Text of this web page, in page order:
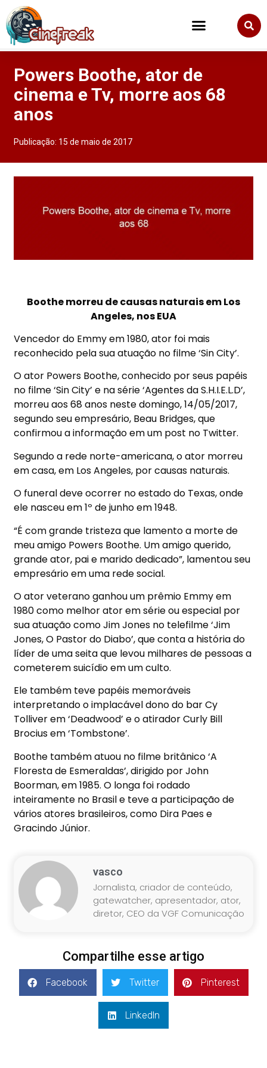
Powers Boothe, ator de
cinema e Tv, morre aos 68
anos
Publicação: 15 de maio de 2017
Boothe morreu de causas naturais em Los
Angeles, nos EUA
Vencedor do Emmy em 1980, ator foi mais
reconhecido pela sua atuação no filme ‘Sin City’.
O ator Powers Boothe, conhecido por seus papéis
no filme ‘Sin City’ e na série ‘Agentes da S.H.I.E.L.D’,
morreu aos 68 anos neste domingo, 14/05/2017,
segundo seu empresário, Beau Bridges, que
confirmou a informação em um post no Twitter.
Segundo a rede norte-americana, o ator morreu
em casa, em Los Angeles, por causas naturais.
O funeral deve ocorrer no estado do Texas, onde
ele nasceu em 1º de junho em 1948.
“É com grande tristeza que lamento a morte de
meu amigo Powers Boothe. Um amigo querido,
grande ator, pai e marido dedicado”, lamentou seu
empresário em uma rede social.
O ator veterano ganhou um prêmio Emmy em
1980 como melhor ator em série ou especial por
sua atuação como Jim Jones no telefilme ‘Jim
Jones, O Pastor do Diabo’, que conta a história do
líder de uma seita que levou milhares de pessoas a
cometerem suicídio em um culto.
Ele também teve papéis memoráveis
interpretando o implacável dono do bar Cy
Tolliver em ‘Deadwood’ e o atirador Curly Bill
Brocius em ‘Tombstone’.
Boothe também atuou no filme britânico ‘A
Floresta de Esmeraldas’, dirigido por John
Boorman, em 1985. O longa foi rodado
inteiramente no Brasil e teve a participação de
vários atores brasileiros, como Dira Paes e
Gracindo Júnior.
vasco
Jornalista, criador de conteúdo,
gatewatcher, apresentador, ator,
diretor, CEO da VGF Comunicação
Compartilhe esse artigo
Facebook Twitter Pinterest
LinkedIn